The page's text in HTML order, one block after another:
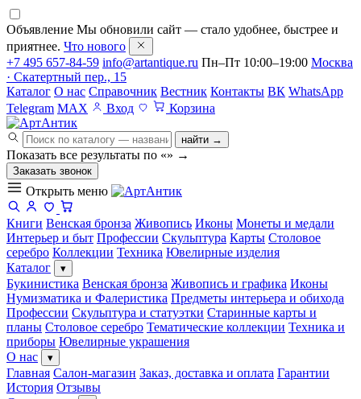
Объявление Мы обновили сайт — стало удобнее, быстрее и
приятнее. Что нового
+7 495 657-84-59 info@artantique.ru Пн–Пт 10:00–19:00 Москва
· Скатертный пер., 15
Каталог О нас Справочник Вестник Контакты ВК WhatsApp
Telegram MAX Вход Корзина
найти →
Показать все результаты по «» →
Заказать звонок
Открыть меню
Книги Венская бронза Живопись Иконы Монеты и медали
Интерьер и быт Профессии Скульптура Карты Столовое
серебро Коллекции Техника Ювелирные изделия
Каталог
▾
Букинистика Венская бронза Живопись и графика Иконы
Нумизматика и Фалеристика Предметы интерьера и обихода
Профессии Скульптура и статуэтки Старинные карты и
планы Столовое серебро Тематические коллекции Техника и
приборы Ювелирные украшения
О нас
▾
Главная Салон-магазин Заказ, доставка и оплата Гарантии
История Отзывы